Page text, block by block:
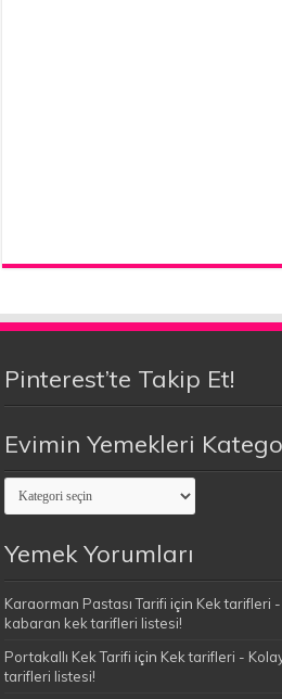
Pinterest’te Takip Et!
Evimin Yemekleri
Evimin
Yemekleri
Kategoriler
Yemek Yorumları
Karaorman Pastası Tarifi için Kek tarifleri
kabaran kek tarifleri listesi!
Portakallı Kek Tarifi için Kek tarifleri -
tarifleri listesi!